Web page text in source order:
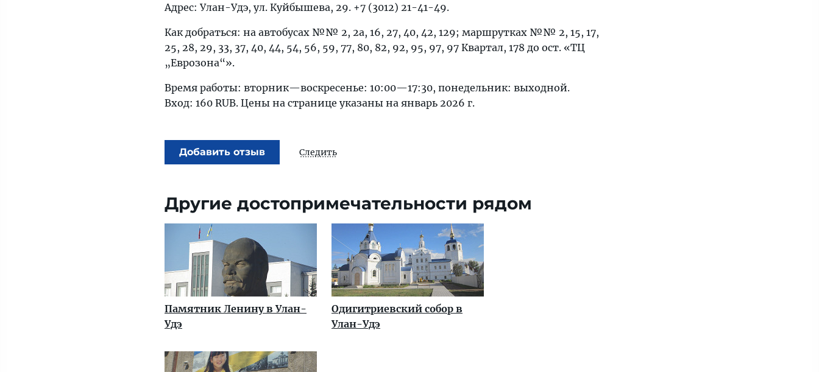
Адрес: Улан-Удэ, ул. Куйбышева, 29. +7 (3012) 21-41-49.
Как добраться: на автобусах №№ 2, 2а, 16, 27, 40, 42, 129; маршрутках №№ 2, 15, 17,
25, 28, 29, 33, 37, 40, 44, 54, 56, 59, 77, 80, 82, 92, 95, 97, 97 Квартал, 178 до ост. «ТЦ
„Еврозона“».
Время работы: вторник—воскресенье: 10:00—17:30, понедельник: выходной.
Вход: 160 RUB. Цены на странице указаны на январь 2026 г.
Добавить отзыв Следить
Другие достопримечательности рядом
Памятник Ленину в Улан-
Удэ
Одигитриевский собор в
Улан-Удэ